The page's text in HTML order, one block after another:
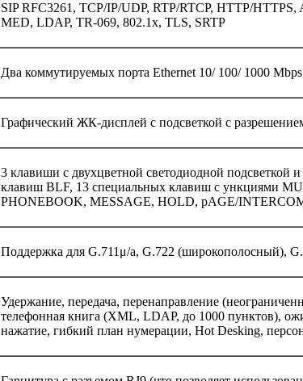
SIP RFC3261, TCP/IP/UDP, RTP/RTCP, HTTP/
MED, LDAP, TR-069, 802.1x, TLS, SRTP
Два коммутируемых порта Ethernet 10/ 100/ 1000
Графический ЖК-дисплей с подсветкой с
3 клавиши с двухцветной светодиодной
клавиш BLF, 13 специальных клавиш с ункциями
PHONEBOOK, MESSAGE, HOLD, pAGE/
Поддержка для G.711μ/a, G.722 (широкополосный),
Удержание, передача, перенаправление
телефонная книга (XML, LDAP, до 1000 пунктов),
нажатие, гибкий план нумерации, Hot Desking,